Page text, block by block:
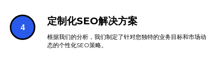
定制化SEO解决方案
根据我们的分析，我们制定了针对您独特的业务目标和市场动
态的个性化SEO策略。